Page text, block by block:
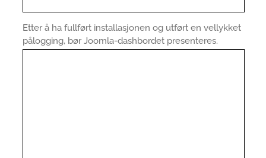
Etter å ha fullført installasjonen og utført en vellykket
pålogging, bør Joomla-dashbordet presenteres.